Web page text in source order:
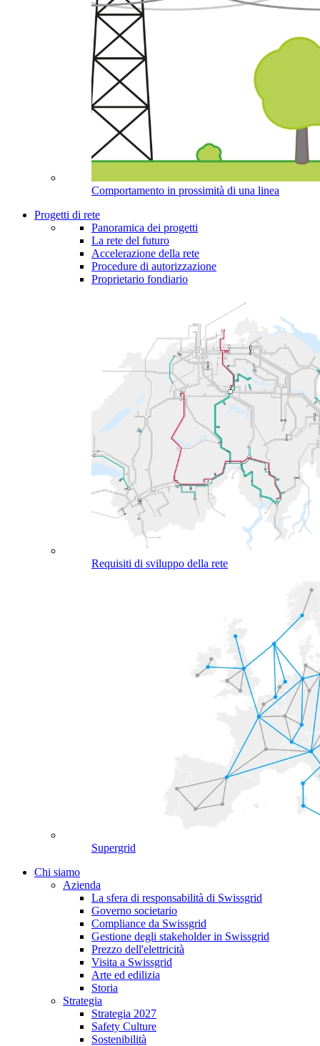
Comportamento in prossimità di una linea
Progetti di rete
Panoramica dei progetti
La rete del futuro
Accelerazione della rete
Procedure di autorizzazione
Proprietario fondiario
Requisiti di sviluppo della rete
Supergrid
Chi siamo
Azienda
La sfera di responsabilità di Swissgrid
Governo societario
Compliance da Swissgrid
Gestione degli stakeholder in Swissgrid
Prezzo dell'elettricità
Visita a Swissgrid
Arte ed edilizia
Storia
Strategia
Strategia 2027
Safety Culture
Sostenibilità